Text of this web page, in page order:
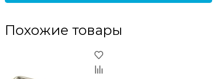
Похожие товары